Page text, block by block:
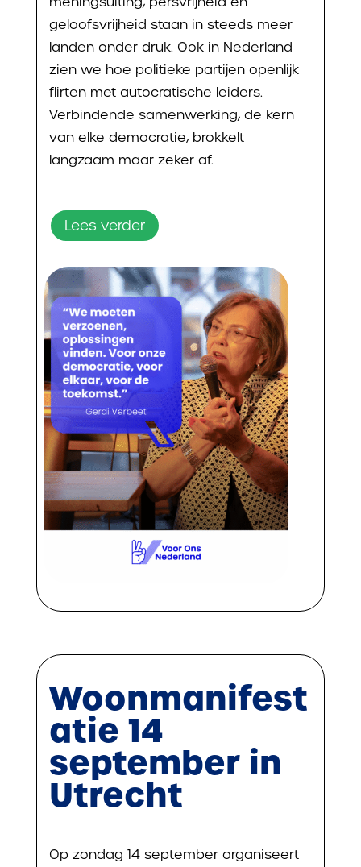
geloofsvrijheid staan in steeds meer
landen onder druk. Ook in Nederland
zien we hoe politieke partijen openlijk
flirten met autocratische leiders.
Verbindende samenwerking, de kern
van elke democratie, brokkelt
langzaam maar zeker af.
Lees verder
Woonmanifest
atie 14
september in
Utrecht
Op zondag 14 september organiseert